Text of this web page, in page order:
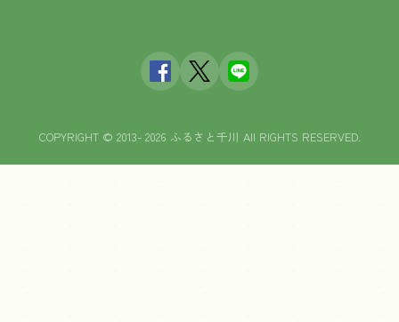
COPYRIGHT © 2013- 2026 ふるさと千川 All RIGHTS RESERVED.